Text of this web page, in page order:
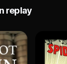
replay